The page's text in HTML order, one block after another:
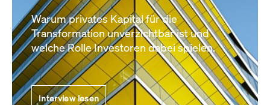
Warum privates Kapital für die
Transformation unverzichtbar ist und
welche Rolle Investoren dabei spielen.
Interview lesen